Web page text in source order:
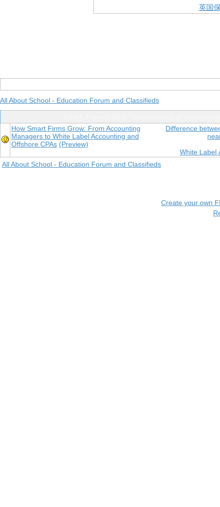
英国
All About School - Education Forum and Classifieds
Difference
White Label
How Smart Firms Grow: From Accounting
Managers to White Label Accounting and
Offshore CPAs (Preview)
All About School - Education Forum and Classifieds
Create your own